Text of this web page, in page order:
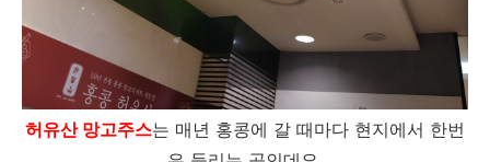
허유산 망고주스는 매년 홍콩에 갈 때마다 현지에서 한번